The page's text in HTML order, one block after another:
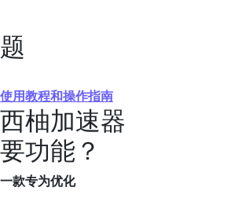
用教程和操作指南
柚加速器
功能？
款专为优化